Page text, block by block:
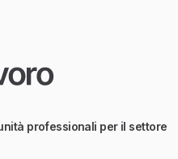
professionali per il settore